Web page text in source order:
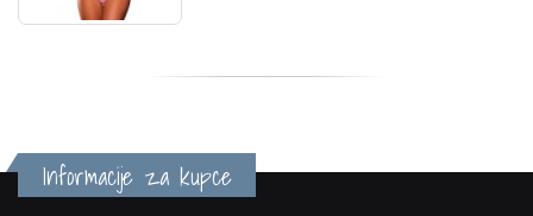
Informacije za kupce